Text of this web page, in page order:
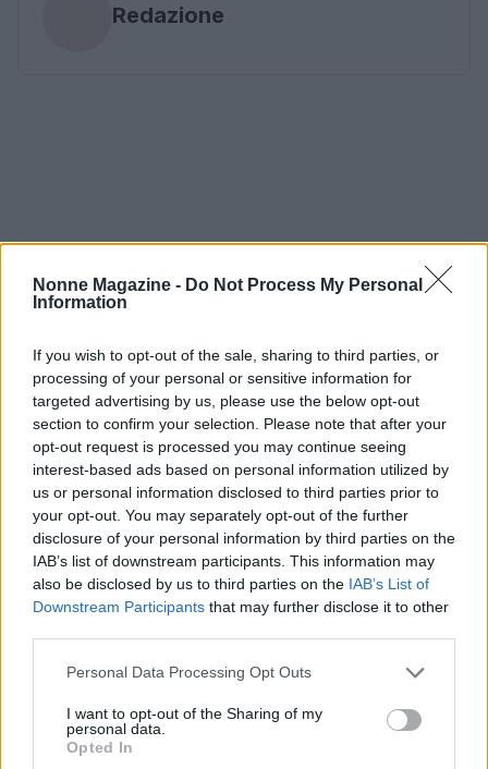
Nonne Magazine - Do Not Process My Personal
Information
If you wish to opt-out of the sale, sharing to third parties, or
processing of your personal or sensitive information for
targeted advertising by us, please use the below opt-out
section to confirm your selection. Please note that after your
opt-out request is processed you may continue seeing
interest-based ads based on personal information utilized by
us or personal information disclosed to third parties prior to
your opt-out. You may separately opt-out of the further
disclosure of your personal information by third parties on the
IAB’s list of downstream participants. This information may
also be disclosed by us to third parties on the IAB’s List of
Downstream Participants that may further disclose it to other
Please note that this website/app uses one or more Google
not limited to your visit or usage behaviour. You may click to
grant or deny consent to Google and its third-party tags to
use your data for below specified purposes in below Google
Personal Data Processing Opt Outs
I want to opt-out of the Sharing of my
personal data.
Opted In
Redazione
Continua a leggere